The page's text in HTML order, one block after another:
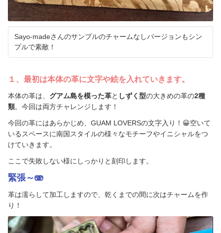
グアムで遊ぶ！
渡航情報・入国書類
グアムラボ限定ツアー
ご案内
利用規約
会社案内
よくある質問
プライバシーポリシー
言語
Sayo-madeさんのサンプルのチャームなしバージョンもシン
プルで素敵！
１、最初は本体の革に文字や絵を入れていきます。
本体の革は、 グアム島を模った革と しずく型の大きめの革の2種
類。今回は両方チャレンジします！
今回の革にはあらかじめ、 GUAM LOVERSの文字入り！ 😀空いて
いるスペースに南国スタイルの様々なモチーフやイニシャルをつ
けていきます。
ここで失敗しない様にしっかりと刻印します。
緊張～🫨
革は濡らして加工しますので、乾くまでの間に次はチャームを作
り！